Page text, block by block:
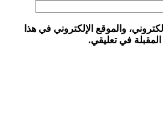
والموقع الإلكتروني في هذا
في تعليقي.